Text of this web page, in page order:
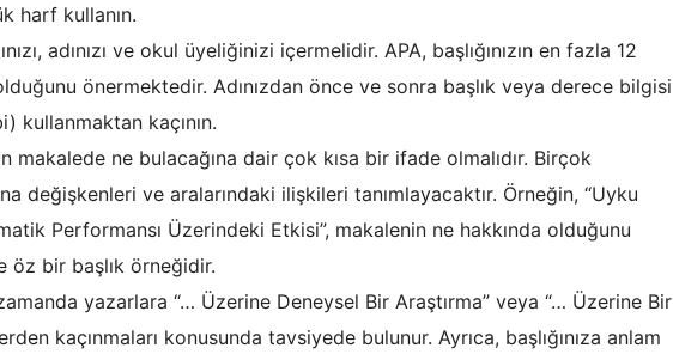
harf kullanın.
adınızı ve okul üyeliğinizi içermelidir. APA, başlığınızın en fazla 12
önermektedir. Adınızdan önce ve sonra başlık veya derece bilgisi
kullanmaktan kaçının.
makalede ne bulacağına dair çok kısa bir ifade olmalıdır. Birçok
değişkenleri ve aralarındaki ilişkileri tanımlayacaktır. Örneğin, “Uyku
Performansı Üzerindeki Etkisi”, makalenin ne hakkında olduğunu
öz bir başlık örneğidir.
yazarlara “… Üzerine Deneysel Bir Araştırma” veya “… Üzerine Bir
kaçınmaları konusunda tavsiyede bulunur. Ayrıca, başlığınıza anlam